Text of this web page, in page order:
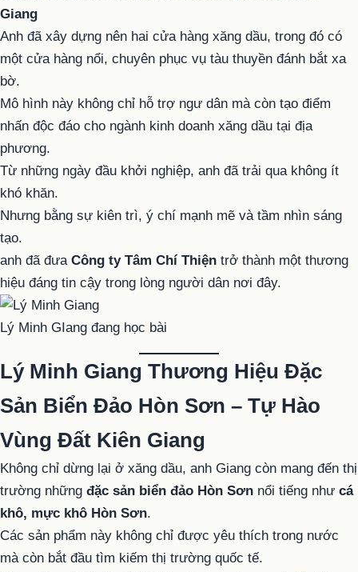
Giang
Anh đã xây dựng nên hai cửa hàng xăng dầu, trong đó có
một cửa hàng nổi, chuyên phục vụ tàu thuyền đánh bắt xa
bờ.
Mô hình này không chỉ hỗ trợ ngư dân mà còn tạo điểm
nhấn độc đáo cho ngành kinh doanh xăng dầu tại địa
phương.
Từ những ngày đầu khởi nghiệp, anh đã trải qua không ít
khó khăn.
Nhưng bằng sự kiên trì, ý chí mạnh mẽ và tầm nhìn sáng
tạo.
anh đã đưa Công ty Tâm Chí Thiện trở thành một thương
hiệu đáng tin cậy trong lòng người dân nơi đây.
Lý Minh GIang đang học bài
Lý Minh Giang Thương Hiệu Đặc
Sản Biển Đảo Hòn Sơn – Tự Hào
Vùng Đất Kiên Giang
Không chỉ dừng lại ở xăng dầu, anh Giang còn mang đến thị
trường những đặc sản biển đảo Hòn Sơn nổi tiếng như cá
khô, mực khô Hòn Sơn.
Các sản phẩm này không chỉ được yêu thích trong nước
mà còn bắt đầu tìm kiếm thị trường quốc tế.